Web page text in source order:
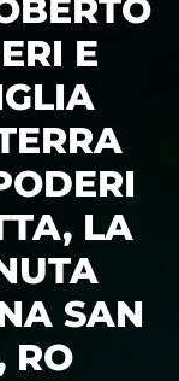
E
LA
SAN
RO